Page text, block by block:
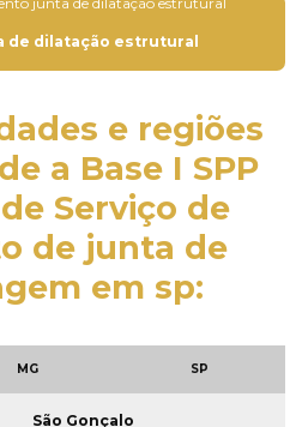
de concreto
argamassa cimentícia
piso de concreto
de concretagem
de dilatação estrutural
e regiões
a Base I SPP
Serviço de
de junta de
em sp:
MG SP
São Gonçalo